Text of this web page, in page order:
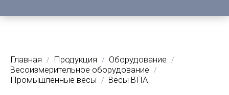
Главная / Продукция / Оборудование /
Весоизмерительное оборудование /
Промышленные весы / Весы ВПА